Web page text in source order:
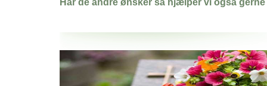
Har de andre ønsker så hjælper vi også gerne
Her hos os får du altid en god afslutning når det gælder
Billig Kremering Hurup Thy
vi hjælper i alle faser af begravelsel